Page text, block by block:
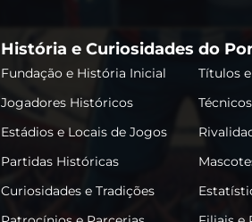
História e Curiosidades do
Fundação e História Inicial
Títulos
Jogadores Históricos
Estádios e Locais de Jogos
Partidas Históricas
Curiosidades e Tradições